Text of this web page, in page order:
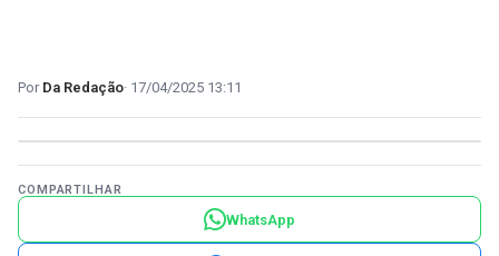
Da Redação 17/04/2025 13:11
COMPARTILHAR
WhatsApp